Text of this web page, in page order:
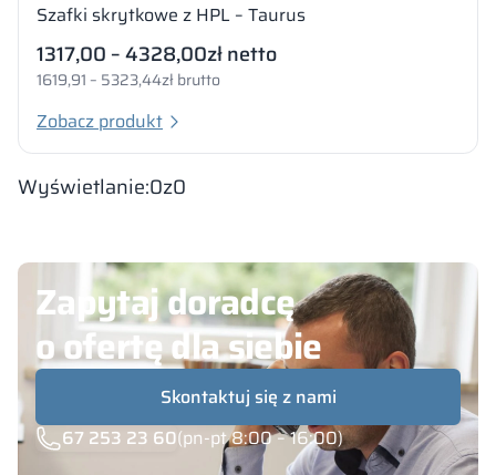
Szafki skrytkowe z HPL – Taurus
1317,00 – 4328,00zł netto
1619,91 – 5323,44zł brutto
Zobacz produkt
Wyświetlanie:0z0
Zapytaj doradcę
o ofertę dla siebie
Skontaktuj się z nami
67 253 23 60(pn-pt 8:00 – 16:00)